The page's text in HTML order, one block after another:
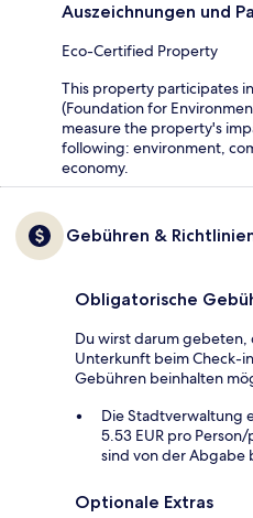
Auszeichnungen und
Eco-Certified Property
This property participates
(Foundation for
measure the property's
following: environment,
economy.
Gebühren &
Obligatorische
Du wirst darum
Unterkunft beim Check-
Gebühren beinhalten
Die Stadtverwaltung
5.53 EUR pro
sind von der Abgabe
Optionale Extras